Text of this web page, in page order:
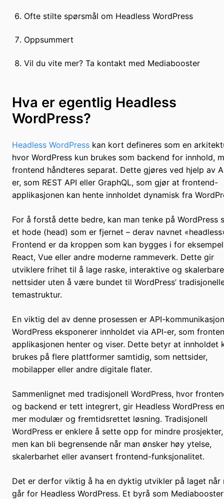
Ofte stilte spørsmål om Headless WordPress
Oppsummert
Vil du vite mer? Ta kontakt med Mediabooster
Hva er egentlig Headless
WordPress?
Headless WordPress kan kort defineres som en
hvor WordPress kun brukes som backend for innhold,
frontend håndteres separat. Dette gjøres ved hjelp av
er, som REST API eller GraphQL, som gjør at frontend-
applikasjonen kan hente innholdet dynamisk fra
For å forstå dette bedre, kan man tenke på WordPress
et hode (head) som er fjernet – derav navnet
Frontend er da kroppen som kan bygges i for eksempel
React, Vue eller andre moderne rammeverk. Dette gir
utviklere frihet til å lage raske, interaktive og skalerbare
nettsider uten å være bundet til WordPress’
temastruktur.
En viktig del av denne prosessen er API-
WordPress eksponerer innholdet via API-er, som
applikasjonen henter og viser. Dette betyr at innholdet
brukes på flere plattformer samtidig, som nettsider,
mobilapper eller andre digitale flater.
Sammenlignet med tradisjonell WordPress, hvor
og backend er tett integrert, gir Headless WordPress en
mer modulær og fremtidsrettet løsning. Tradisjonell
WordPress er enklere å sette opp for mindre prosjekter,
men kan bli begrensende når man ønsker høy ytelse,
skalerbarhet eller avansert frontend-funksjonalitet.
Det er derfor viktig å ha en dyktig utvikler på laget når
går for Headless WordPress. Et byrå som Mediabooster